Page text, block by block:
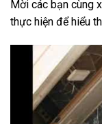
Mời các bạn cùng
thực hiện để hiểu